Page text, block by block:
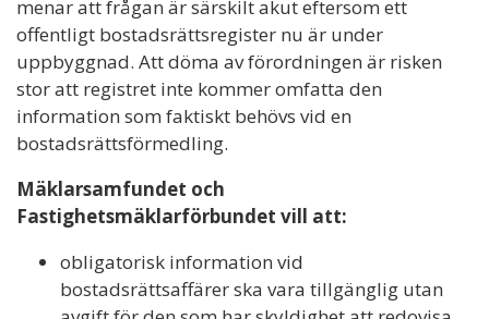
menar att frågan är särskilt akut eftersom ett
offentligt bostadsrättsregister nu är under
uppbyggnad. Att döma av förordningen är risken
stor att registret inte kommer omfatta den
information som faktiskt behövs vid en
bostadsrättsförmedling.
Mäklarsamfundet och
Fastighetsmäklarförbundet vill att:
obligatorisk information vid
bostadsrättsaffärer ska vara tillgänglig utan